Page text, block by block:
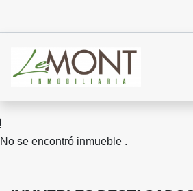
No se encontró inmueble .